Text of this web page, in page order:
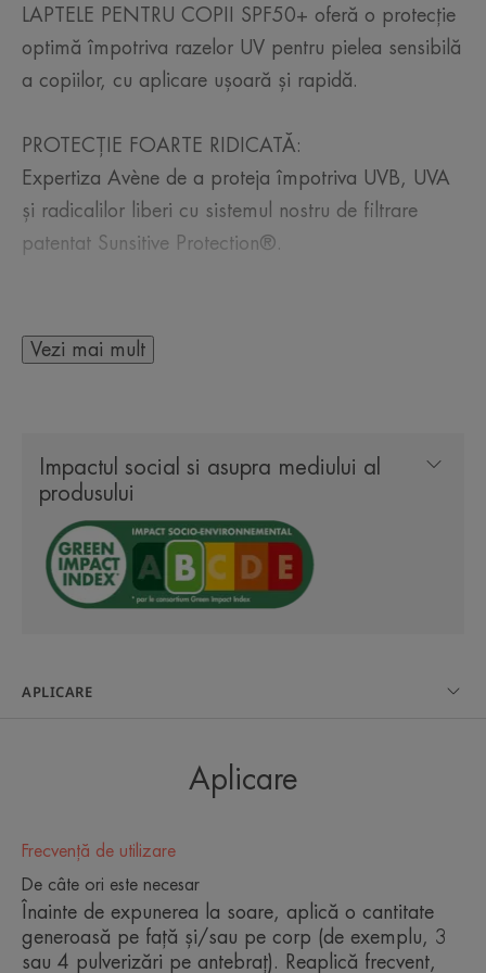
LAPTELE PENTRU COPII SPF50+ oferă o protecție
optimă împotriva razelor UV pentru pielea sensibilă
a copiilor, cu aplicare ușoară și rapidă.
PROTECȚIE FOARTE RIDICATĂ:
Expertiza Avène de a proteja împotriva UVB, UVA
și radicalilor liberi cu sistemul nostru de filtrare
patentat Sunsitive Protection®.
Foarte rezistent la apă și rezistent la nisip și
Testat sub control dermatologic și pediatric pentru
a asigura o toleranță ridicată, fără parfum.
Angajamentele noastre de a limita impactul asupra
mediului marin:
biodiversitate marină*.
favorizează biodegradabilitatea** și cu un număr
limitat de filtre UV. Ambalaje realizate din materiale
compostabile, sau cu conținut redus de plastic.
Pentru acest produs: 36% materiale reciclate și în
mare parte reciclabile.
Acțiuni de comunicare menite să
Vezi mai mult
Impactul social si asupra mediului al
produsului
APLICARE
Aplicare
Frecvență de utilizare
De câte ori este necesar
Înainte de expunerea la soare, aplică o cantitate
generoasă pe față și/sau pe corp (de exemplu, 3
sau 4 pulverizări pe antebraț). Reaplică frecvent,